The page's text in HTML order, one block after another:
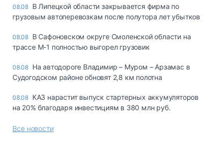
08.08 В Липецкой области закрывается фирма по
грузовым автоперевозкам после полутора лет убытков
08.08 В Сафоновском округе Смоленской области на
трассе М-1 полностью выгорел грузовик
08.08 На автодороге Владимир – Муром – Арзамас в
Судогодском районе обновят 2,8 км полотна
08.08 КАЗ нарастит выпуск стартерных аккумуляторов
на 20% благодаря инвестициям в 380 млн руб.
Все новости